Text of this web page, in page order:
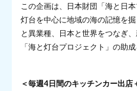
この企画は、日本財団「海と日
灯台を中心に地域の海の記憶を
と異業種、⽇本と世界をつなぎ
「海と灯台プロジェクト」の助
＜毎週4日間のキッチンカー出